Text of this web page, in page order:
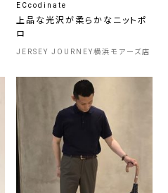
ECcodinate
上品な光沢が柔らかなニットポ
ロ
JERSEY JOURNEY横浜モアーズ店